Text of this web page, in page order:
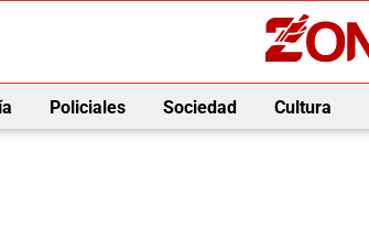
Policiales Sociedad Cultura